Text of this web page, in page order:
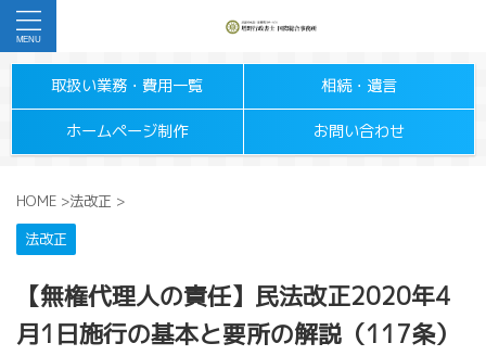
取扱い業務・費用一覧 相続・遺言
ホームページ制作 お問い合わせ
HOME >法改正 >
法改正
【無権代理人の責任】民法改正2020年4
月1日施行の基本と要所の解説（117条）